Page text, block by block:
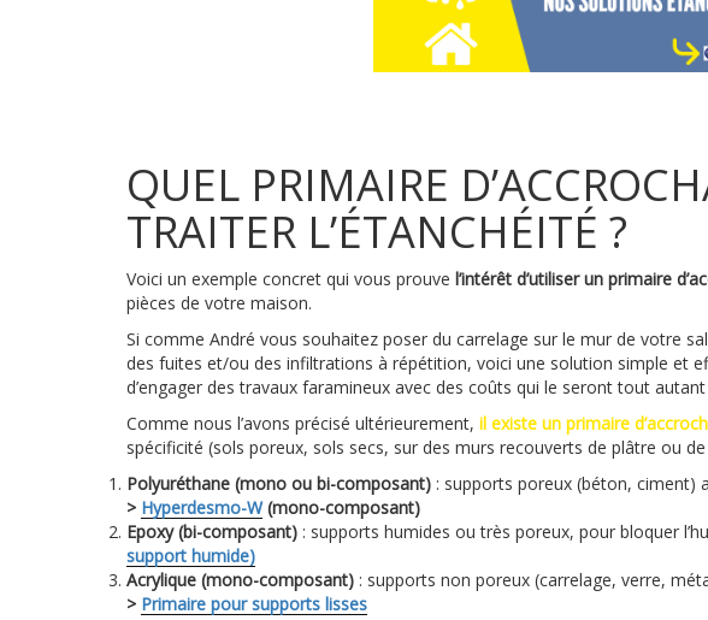
QUEL PRIMAIRE
TRAITER L’ÉTANCHÉITÉ ?
Voici un exemple concret qui vous prouve l’intérêt d’utiliser un primaire
pièces de votre maison.
Si comme André vous souhaitez poser du carrelage sur le mur de votre
des fuites et/ou des infiltrations à répétition, voici une solution simple et
d’engager des travaux faramineux avec des coûts qui le seront tout autant
Comme nous l’avons précisé ultérieurement, il existe un primaire
spécificité (sols poreux, sols secs, sur des murs recouverts de plâtre ou
Polyuréthane (mono ou bi-composant) : supports poreux (béton, ciment)
> Hyperdesmo-W(mono-composant)
Epoxy (bi-composant) : supportshumides ou très poreux, pour bloquer
support humide)
Acrylique (mono-composant) : supports non poreux (carrelage, verre,
> Primaire pour supports lisses